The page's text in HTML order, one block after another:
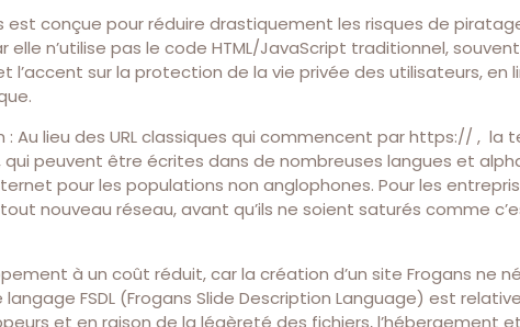
est conçue pour réduire drastiquement les risques de
n’utilise pas le code HTML/JavaScript traditionnel,
l’accent sur la protection de la vie privée des utilisateurs, en
Au lieu des URL classiques qui commencent par https:// , la
peuvent être écrites dans de nombreuses langues et
pour les populations non anglophones. Pour les
nouveau réseau, avant qu’ils ne soient saturés comme
à un coût réduit, car la création d’un site Frogans ne
FSDL (Frogans Slide Description Language) est
et en raison de la légèreté des fichiers, l’hébergement